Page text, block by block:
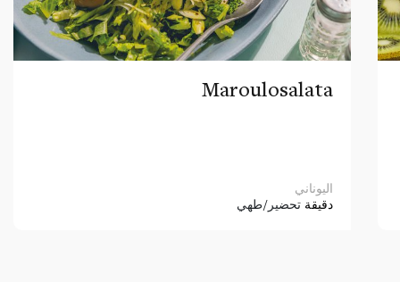
Maroulosalata
اليوناني
دقيقة تحضير/طهي